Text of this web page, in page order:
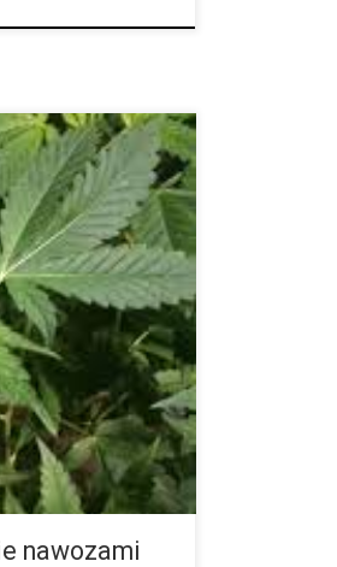
lub naturalnych,
możemy tak
tego […]
nawozami